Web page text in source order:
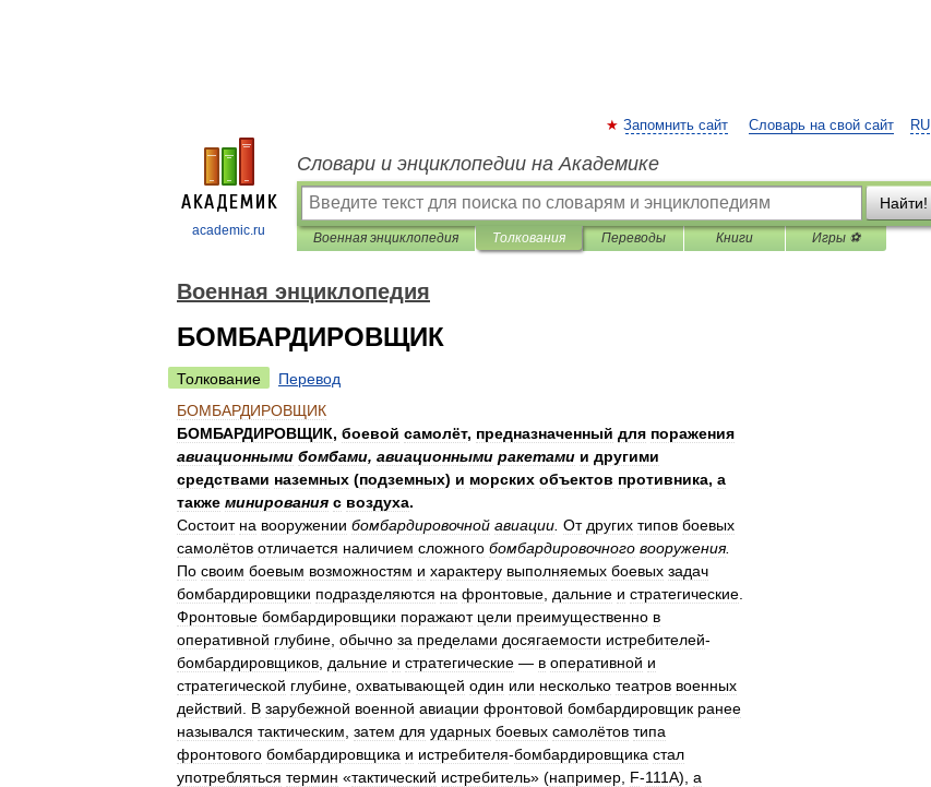
academic.ru
RU
Запомнить сайт Словарь на свой сайт
Словари и энциклопедии на Академике
Найти!
Военная энциклопедия Толкования Переводы Книги Игры ⚽
Военная энциклопедия
БОМБАРДИРОВЩИК
Толкование
Перевод
БОМБАРДИРОВЩИК
БОМБАРДИРОВЩИК, боевой самолёт, предназначенный для поражения
авиационными бомбами, авиационными ракетами и другими
средствами наземных (подземных) и морских объектов противника, а
также минирования с воздуха.
Состоит на вооружении бомбардировочной авиации От других типов боевых
самолётов отличается наличием сложного бомбардировочного вооружения.
По своим боевым возможностям и характеру выполняемых боевых задач
бомбардировщики подразделяются на фронтовые дальние и стратегические
Фронтовые бомбардировщики поражают цели преимущественно в
оперативной глубине обычно за пределами досягаемости истребителей-
бомбардировщиков дальние и стратегические — в оперативной и
стратегической глубине охватывающей один или несколько театров военных
действий
В зарубежной военной авиации фронтовой бомбардировщик ранее
назывался тактическим затем для ударных боевых самолётов типа
фронтового бомбардировщика и истребителя-бомбардировщика стал
употребляться термин «тактический истребитель» (например F-111A), а